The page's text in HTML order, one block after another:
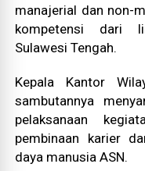
manajerial dan non-
kompetensi dari
Sulawesi Tengah.
Kepala Kantor
sambutannya
pelaksanaan
pembinaan karier
daya manusia ASN.